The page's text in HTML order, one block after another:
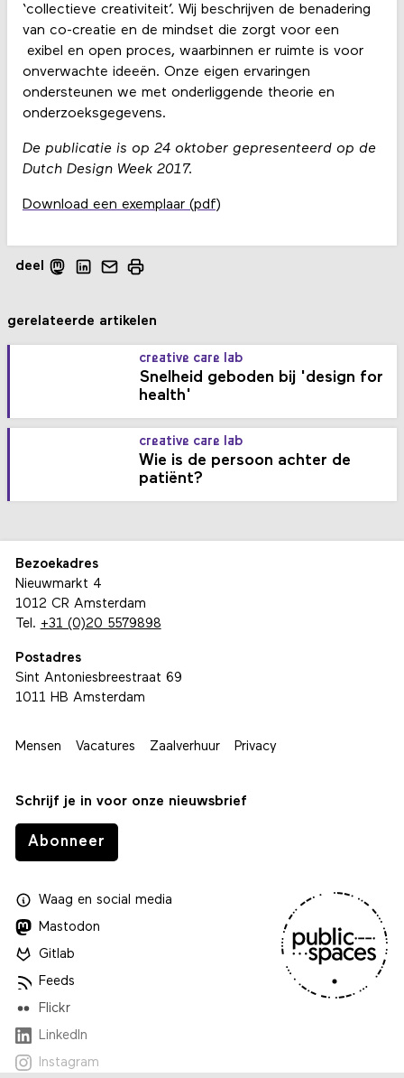
‘collectieve creativiteit’. Wij beschrijven de benadering
van co-creatie en de mindset die zorgt voor een
exibel en open proces, waarbinnen er ruimte is voor
onverwachte ideeën. Onze eigen ervaringen
ondersteunen we met onderliggende theorie en
onderzoeksgegevens.
De publicatie is op 24 oktober gepresenteerd op de
Dutch Design Week 2017.
Download een exemplaar (pdf)
deel
gerelateerde artikelen
creative care lab
Snelheid geboden bij 'design for
health'
creative care lab
Wie is de persoon achter de
patiënt?
Bezoekadres
Nieuwmarkt 4
1012 CR Amsterdam
Tel. +31 (0)20 5579898
Postadres
Sint Antoniesbreestraat 69
1011 HB Amsterdam
Mensen Vacatures Zaalverhuur Privacy
Schrijf je in voor onze nieuwsbrief
Abonneer
Waagen social media
Mastodon
Gitlab
Feeds
Flickr
LinkedIn
Instagram